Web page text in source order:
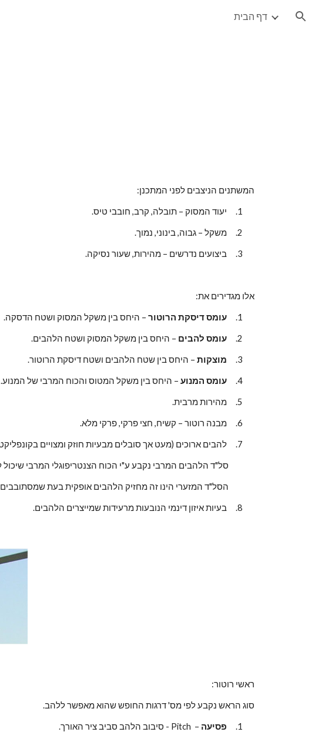
דף הבית
המשתנים הניצבים לפני המתכנן:
1.     יעוד המסוק – תובלה, קרב, חובבי טיס.
2.     משקל – גבוה, בינוני, נמוך.
3.     ביצועים נדרשים – מהירות, שעור נסיקה.
אלו מגדירים את:
1. עומס דיסקת הרוטור – היחס בין משקל המסוק ושטח הדסקה.
2. עומס להבים – היחס בין משקל המסוק ושטח הלהבים.
3. מוצקות – היחס בין שטח הלהבים ושטח דיסקת הרוטור.
4. עומס המנוע – היחס בין משקל המטוס והכוח המרבי של המנוע.
5.     מהירות מרבית.
6.     מבנה רוטור – קשיח, חצי פרקי, פרקי מלא.
7.     להבים ארוכים (מעט אך סובלים מבעיות חוזק ומצויים בקונפליקט עם חלקי מטוס אחרים - הזנב), כנגד קצרים (ורבים המפחיתים היעילות עקב כניסה למערבולות הלהב שלפניהם).
8.     בעיות איזון דינמי הנובעות מרעידות שמייצרים הלהבים.
ראשי רוטור:
סוג הראש נקבע לפי מס' דרגות החופש שהוא מאפשר ללהב.
1. פסיעה –  Pitch - סיבוב הלהב סביב ציר האורך.